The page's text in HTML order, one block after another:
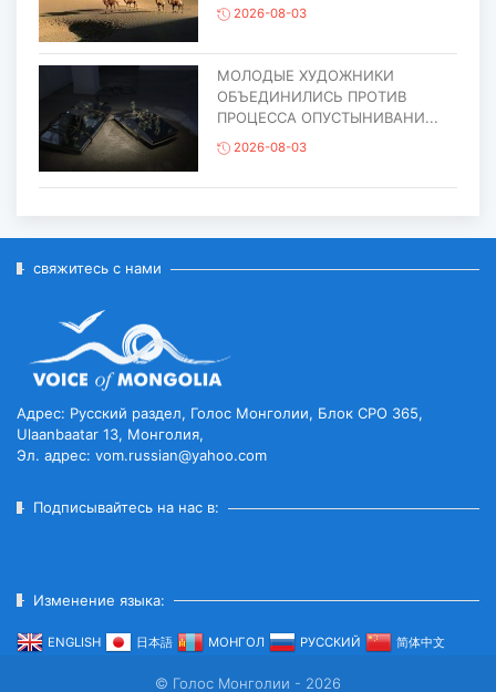
2026-08-03
МОЛОДЫЕ ХУДОЖНИКИ
ОБЪЕДИНИЛИСЬ ПРОТИВ
ПРОЦЕССА ОПУСТЫНИВАНИ...
2026-08-03
ГОРОД ЭРДЭНЭТ ПО СЛУЧАЮ
ЕГО ЮБИЛЕ...
2026-07-27
СОГЛАШЕНИЕ МЕЖДУ
МОНГОЛИЕЙ И ЕАЭС...
2026-07-27
свяжитесь с нами
Адрес: Русский раздел, Голос Монголии, Блок CPO 365,
Ulaanbaatar 13, Монголия,
Эл. адрес: vom.russian@yahoo.com
Подписывайтесь на нас в:
Изменение языка:
ENGLISH 日本語 МОНГОЛ РУССКИЙ 简体中文
© Голос Монголии - 2026